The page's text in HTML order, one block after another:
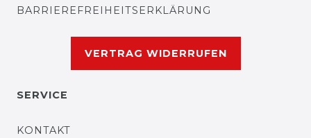
BARRIEREFREIHEITSERKLÄRUNG
VERTRAG WIDERRUFEN
SERVICE
KONTAKT